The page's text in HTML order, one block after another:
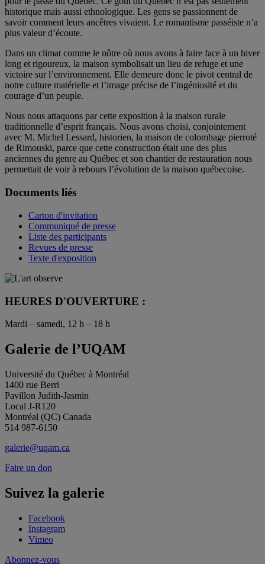
historique mais aussi ethnologique. Les gens se passionnent de
savoir comment leurs ancêtres vivaient. Le romantisme passéiste n’a
plus valeur d’écoute.
Dans un climat comme le nôtre où nous avons à faire face à un hiver
long et rigoureux, la maison symbolisait un lieu de refuge et une
victoire sur l’environnement. Elle demeure donc le pivot central de
notre culture matérielle et l’image précise de l’ingéniosité et du
courage d’un peuple.
Nous nous attaquons par cette exposition à la maison rurale
traditionnelle d’esprit français. Nous avons choisi, conjointement
avec M. Michel Lessard, historien, la maison de colombage pierroté
de Rimouski, parce que cette construction était une des plus
anciennes du genre au Québec et son chantier de restauration nous
permettait de voir à rebours l’évolution de la maison québecoise.
Documents liés
Carton d'invitation
Communiqué de presse
Liste des participants
Revues de presse
Texte d'exposition
HEURES D'OUVERTURE :
Mardi – samedi, 12 h – 18 h
Galerie de l’UQAM
Université du Québec à Montréal
1400 rue Berri
Pavillon Judith-Jasmin
Local J-R120
Montréal (QC) Canada
514 987-6150
galerie@uqam.ca
Faire un don
Suivez la galerie
Facebook
Instagram
Vimeo
Abonnez-vous